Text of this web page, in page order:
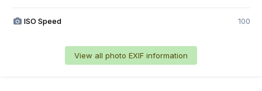
ISO Speed 100
View all photo EXIF information